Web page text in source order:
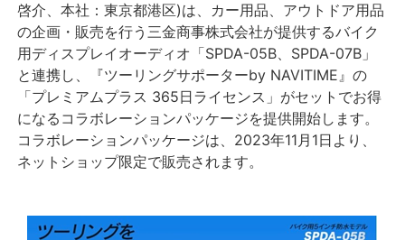
おしらせ
サービス
個人向けサービス
法人向けサービス
採用情報
啓介、本社：東京都港区)は、カー用品、アウトドア用品
の企画・販売を行う三金商事株式会社が提供するバイク
用ディスプレイオーディオ「SPDA-05B、 SPDA-07B 」
と連携し、『ツーリングサポーターby NAVITIME』の
「プレミアムプラス 365日ライセンス」がセットでお得
になるコラボレーションパッケージを提供開始します。
コラボレーションパッケージは、 2023年11月 1日より、
ネットショップ限定で販売されます。